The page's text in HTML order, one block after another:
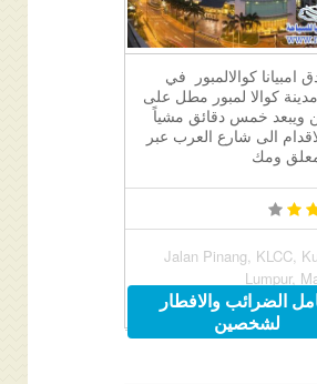
امبيانا كوالالمبور في
كوالا لمبور مطل على
ويبعد خمس دقائق مشياً
الى شارع العرب عبر
ومك
13 Jalan Pinang, KLCC,
Lumpur,
الضرائب والافطار
لشخصين